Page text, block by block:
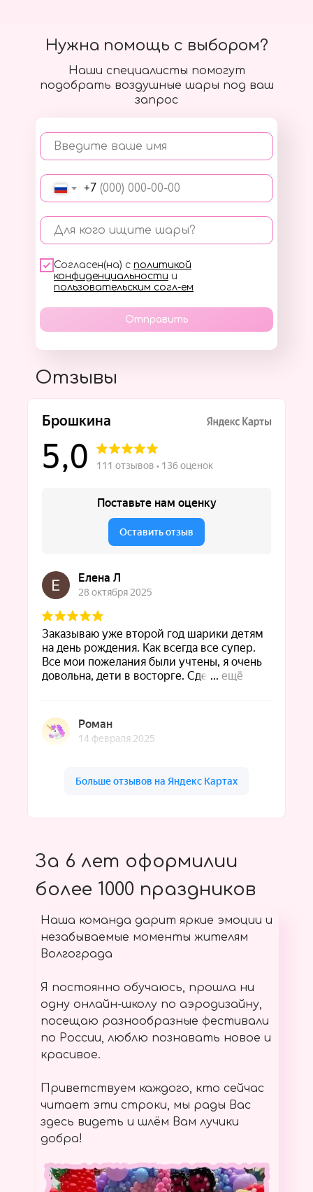
Наши специалисты помогут
подобрать воздушные шары под ваш
запрос
Введите ваше имя
+7
Для кого ищите шары?
Согласен(на) с политикой
конфиденциальности и
пользовательским согл-ем
Отправить
Нужна помощь с выбором?
Отзывы
За 6 лет оформилии
более 1000 праздников
Наша команда дарит яркие эмоции и
незабываемые моменты жителям
Волгограда
Я постоянно обучаюсь, прошла ни
одну онлайн-школу по аэродизайну,
посещаю разнообразные фестивали
по России, люблю познавать новое и
красивое.
Приветствуем каждого, кто сейчас
читает эти строки, мы рады Вас
здесь видеть и шлём Вам лучики
добра!